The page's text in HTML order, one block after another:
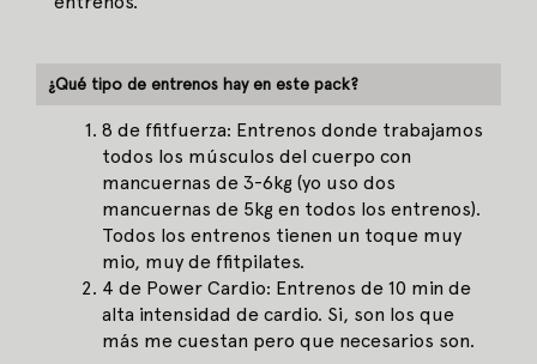
¿Qué tipo de entrenos hay en este pack?
8 de ffitfuerza: Entrenos donde trabajamos
todos los músculos del cuerpo con
mancuernas de 3-6kg (yo uso dos
mancuernas de 5kg en todos los entrenos).
Todos los entrenos tienen un toque muy
mio, muy de ffitpilates.
4 de Power Cardio: Entrenos de 10 min de
alta intensidad de cardio. Si, son los que
más me cuestan pero que necesarios son.